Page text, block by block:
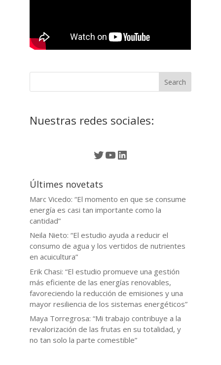
Nuestras redes sociales:
Twitter
YouTube
LinkedIn
Últimes novetats
Marc Vicedo: “El momento en que se consume
energía es casi tan importante como la
cantidad”
Neila Nieto: “El estudio ayuda a reducir el
consumo de agua y los vertidos de nutrientes
en acuicultura”
Erik Chasi: “El estudio promueve una gestión
más eficiente de las energías renovables,
favoreciendo la reducción de emisiones y una
mayor resiliencia de los sistemas energéticos”
Maya Torregrosa: “Mi trabajo contribuye a la
revalorización de las frutas en su totalidad, y
no tan solo la parte comestible”